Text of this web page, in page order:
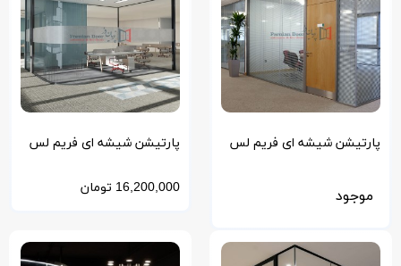
پارتیشن شیشه ای فریم لس
موجود
پارتیشن شیشه ای فریم لس
کرو
16,200,000 تومان